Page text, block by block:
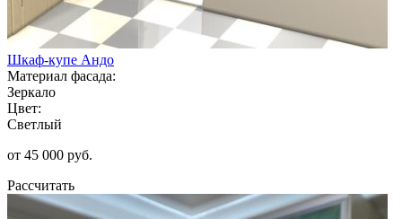
Шкаф-купе Андо
Материал фасада:
Зеркало
Цвет:
Светлый
от 45 000 руб.
Рассчитать